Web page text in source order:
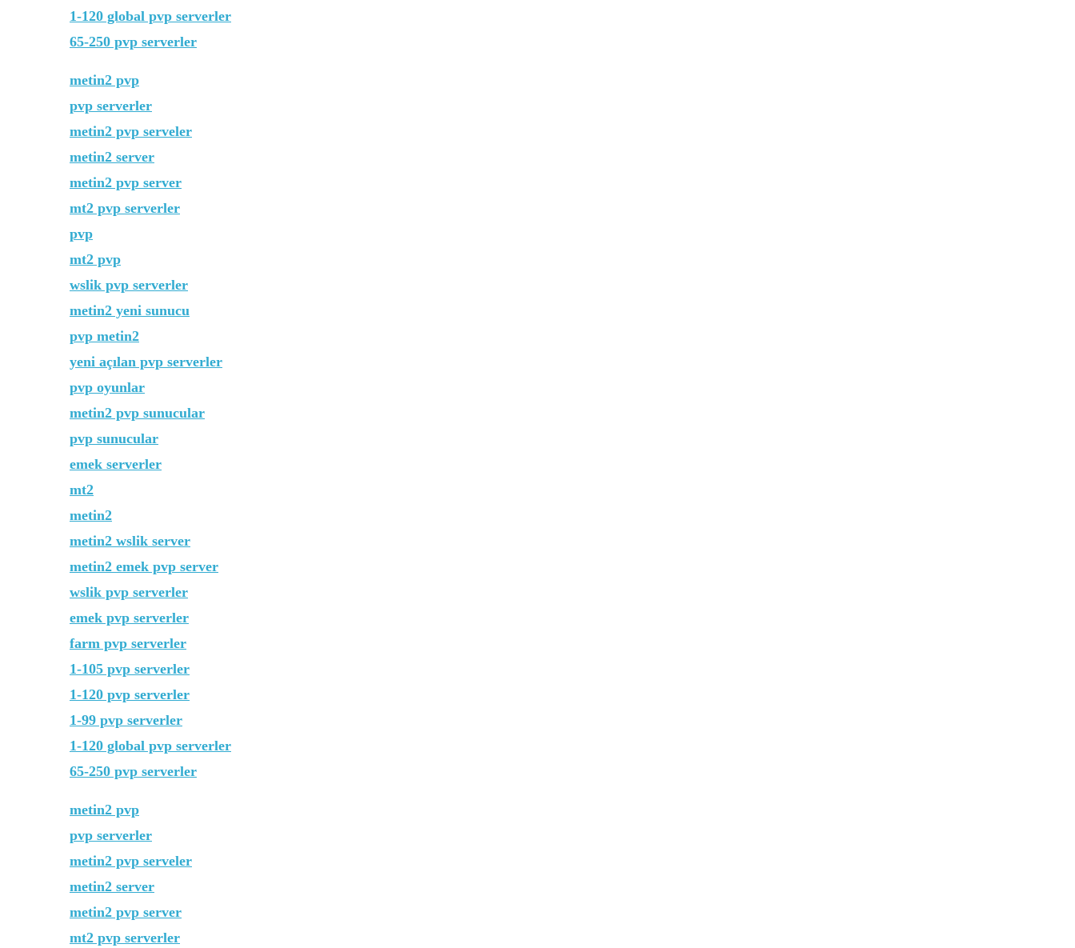
1-120 global pvp serverler
65-250 pvp serverler
metin2 pvp
pvp serverler
metin2 pvp serveler
metin2 server
metin2 pvp server
mt2 pvp serverler
pvp
mt2 pvp
wslik pvp serverler
metin2 yeni sunucu
pvp metin2
yeni açılan pvp serverler
pvp oyunlar
metin2 pvp sunucular
pvp sunucular
emek serverler
mt2
metin2
metin2 wslik server
metin2 emek pvp server
wslik pvp serverler
emek pvp serverler
farm pvp serverler
1-105 pvp serverler
1-120 pvp serverler
1-99 pvp serverler
1-120 global pvp serverler
65-250 pvp serverler
metin2 pvp
pvp serverler
metin2 pvp serveler
metin2 server
metin2 pvp server
mt2 pvp serverler